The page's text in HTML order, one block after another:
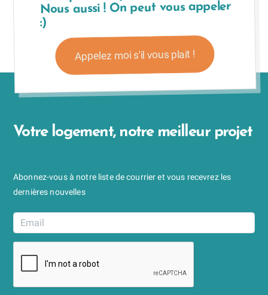
Nous aussi ! On peut vous appeler
:)
Appelez moi s'il vous plait !
Votre logement, notre meilleur projet
Abonnez-vous à notre liste de courrier et vous recevrez les
dernières nouvelles